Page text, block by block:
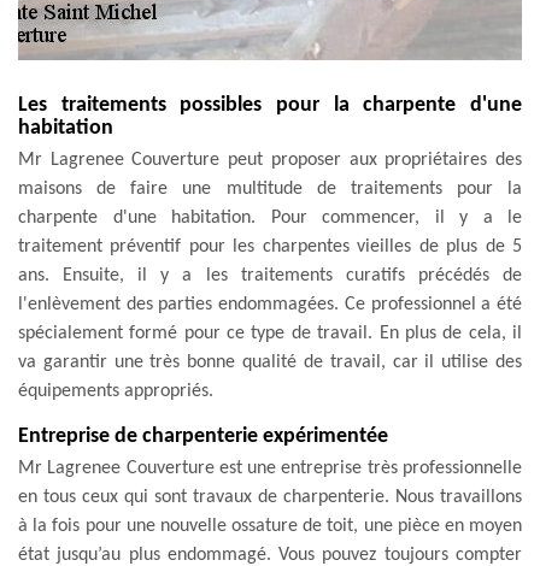
Les traitements possibles pour la charpente d'une
habitation
Mr Lagrenee Couverture peut proposer aux propriétaires des
maisons de faire une multitude de traitements pour la
charpente d'une habitation. Pour commencer, il y a le
traitement préventif pour les charpentes vieilles de plus de 5
ans. Ensuite, il y a les traitements curatifs précédés de
l'enlèvement des parties endommagées. Ce professionnel a été
spécialement formé pour ce type de travail. En plus de cela, il
va garantir une très bonne qualité de travail, car il utilise des
équipements appropriés.
Entreprise de charpenterie expérimentée
Mr Lagrenee Couverture est une entreprise très professionnelle
en tous ceux qui sont travaux de charpenterie. Nous travaillons
à la fois pour une nouvelle ossature de toit, une pièce en moyen
état jusqu’au plus endommagé. Vous pouvez toujours compter